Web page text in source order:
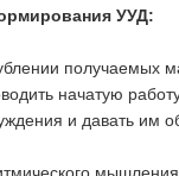
УУД:
получаемых
начатую
и давать им